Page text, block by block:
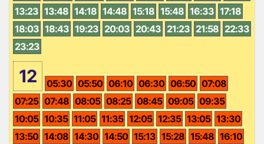
13:23 13:48 14:18 14:48 15:18 15:48 16:33 17:18
18:03 18:43 19:23 20:03 20:43 21:23 21:58 22:33
23:23
12 05:30 05:50 06:10 06:30 06:50 07:08
07:25 07:48 08:05 08:25 08:45 09:05 09:35
10:05 10:35 11:05 11:35 12:05 12:35 13:05 13:30
13:50 14:08 14:30 14:50 15:13 15:28 15:48 16:10